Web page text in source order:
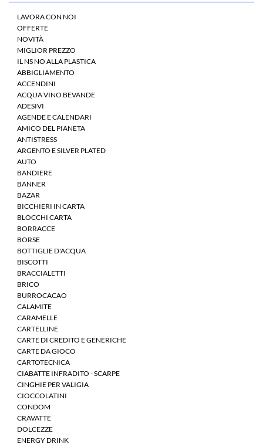
LAVORA CON NOI
OFFERTE
NOVITÀ
MIGLIOR PREZZO
IL NS NO ALLA PLASTICA
ABBIGLIAMENTO
ACCENDINI
ACQUA VINO BEVANDE
ADESIVI
AGENDE E CALENDARI
AMICO DEL PIANETA
ANTISTRESS
ARGENTO E SILVER PLATED
AUTO
BANDIERE
BANNER
BAZAR
BICCHIERI IN CARTA
BLOCCHI CARTA
BORRACCE
BORSE
BOTTIGLIE D'ACQUA
BISCOTTI
BRACCIALETTI
BRICO
BURROCACAO
CALAMITE
CARAMELLE
CARTELLINE
CARTE DI CREDITO E GENERICHE
CARTE DA GIOCO
CARTOTECNICA
CIABATTE INFRADITO - SCARPE
CINGHIE PER VALIGIA
CIOCCOLATINI
CONDOM
CRAVATTE
DOLCEZZE
ENERGY DRINK